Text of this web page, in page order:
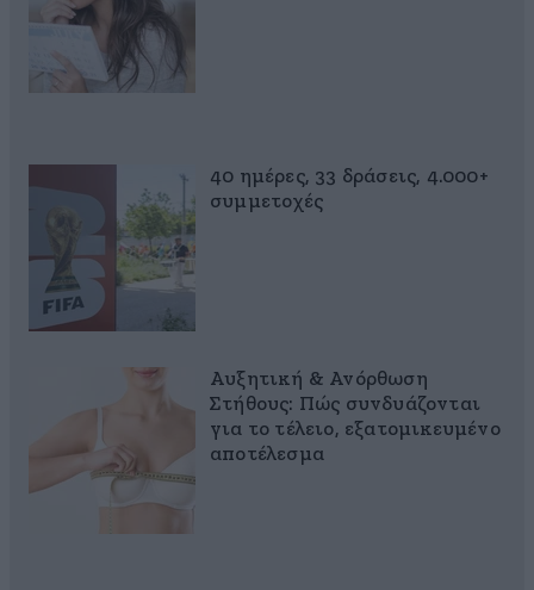
40 ημέρες, 33 δράσεις, 4.000+
συμμετοχές
Αυξητική & Ανόρθωση
Στήθους: Πώς συνδυάζονται
για το τέλειο, εξατομικευμένο
αποτέλεσμα